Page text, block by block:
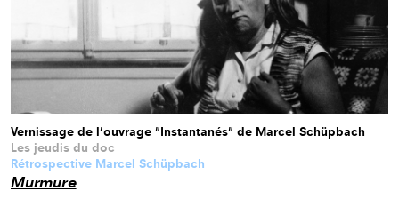
Vernissage de l'ouvrage "Instantanés" de Marcel Schüpbach
Les jeudis du doc
Rétrospective Marcel Schüpbach
Murmure